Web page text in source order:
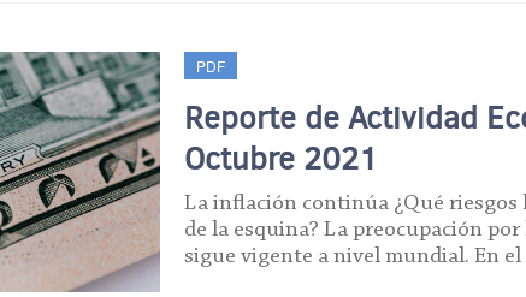
PDF
Reporte de Actividad
Octubre 2021
La inflación continúa ¿Qué riesgos
de la esquina? La preocupación
sigue vigente a nivel mundial. En el